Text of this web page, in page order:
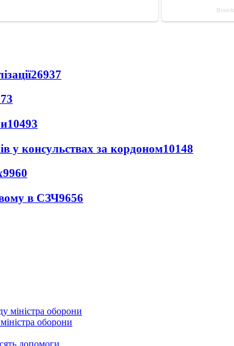
26937
10493
у консульствах за кордоном10148
9960
в СЗЧ9656
оборони